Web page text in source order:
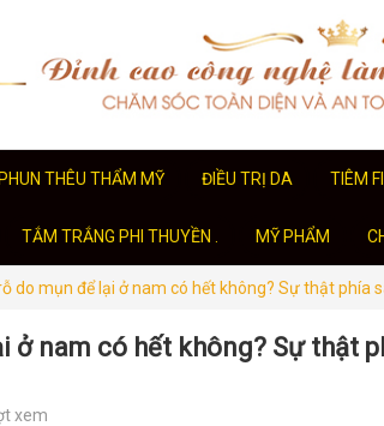
PHUN THÊU THẨM MỸ ĐIỀU TRỊ DA TIÊM
TẮM TRẮNG PHI THUYỀN . MỸ PHẨM
do mụn để lại ở nam có hết không? Sự thật phía
ở nam có hết không? Sự thật
xem